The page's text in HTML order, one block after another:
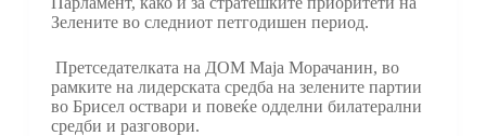
Зелените во следниот петгодишен период.
Претседателката на ДОМ Маја Морачанин, во
рамките на лидерската средба на зелените партии
во Брисел оствари и повеќе одделни билатерални
средби и разговори.